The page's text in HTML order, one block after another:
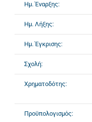
Ημ. Έναρξης:
Ημ. Λήξης:
Ημ. Έγκρισης:
Σχολή:
Χρηματοδότης:
Προϋπολογισμός: